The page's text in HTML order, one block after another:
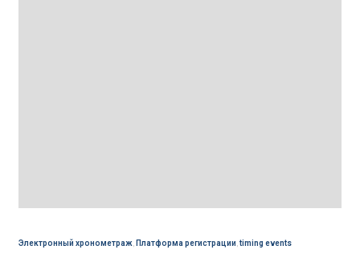
Электронный хронометраж, Платформа регистрации timing events